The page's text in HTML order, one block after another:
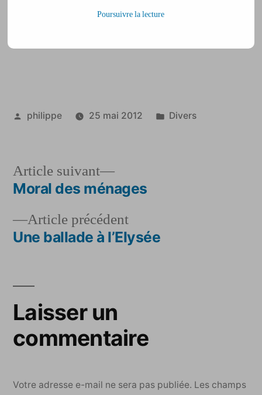
Publié
philippe 25 mai 2012
Publié
Divers
Navigation
deArticle précédentArticle
précédent :
Une ballade à l’Elysée
Article suivant
Article
suivant :
Moral des ménages
Laisser un
commentaire
Votre adresse e-mail ne sera pas publiée. Les champs
Poursuivre la lecture